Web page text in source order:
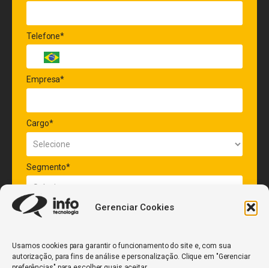
Gerenciar Cookies
Usamos cookies para garantir o funcionamento do site e, com sua
autorização, para fins de análise e personalização. Clique em "Gerenciar
Telefone*
Empresa*
Cargo*
Segmento*
Quantidade de veículos da frota*